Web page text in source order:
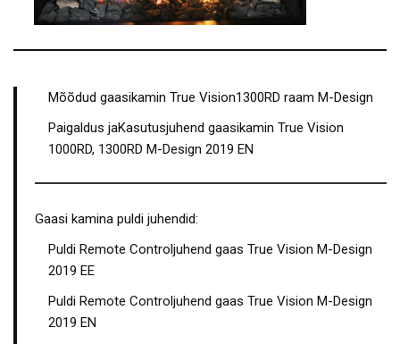
Mõõdud gaasikamin True Vision1300RD raam M-Design
Paigaldus jaKasutusjuhend gaasikamin True Vision
1000RD, 1300RD M-Design 2019 EN
Gaasi kamina puldi juhendid:
Puldi Remote Controljuhend gaas True Vision M-Design
2019 EE
Puldi Remote Controljuhend gaas True Vision M-Design
2019 EN